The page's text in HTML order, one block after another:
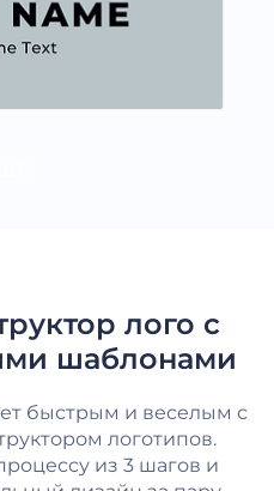
лого с
шаблонами
быстрым и веселым с
логотипов.
из 3 шагов и